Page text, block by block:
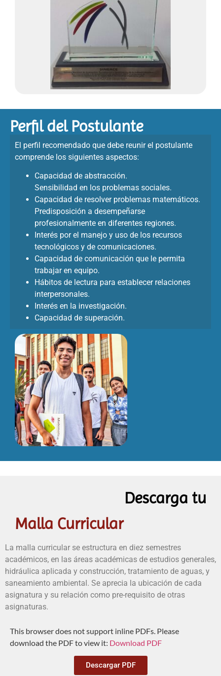
Perfil del Postulante
El perfil recomendado que debe reunir el postulante
comprende los siguientes aspectos:
Capacidad de abstracción.
Sensibilidad en los problemas sociales.
Capacidad de resolver problemas matemáticos.
Predisposición a desempeñarse
profesionalmente en diferentes regiones.
Interés por el manejo y uso de los recursos
tecnológicos y de comunicaciones.
Capacidad de comunicación que le permita
trabajar en equipo.
Hábitos de lectura para establecer relaciones
interpersonales.
Interés en la investigación.
Capacidad de superación.
Descarga tu
Malla Curricular
La malla curricular se estructura en diez semestres
académicos, en las áreas académicas de estudios generales,
hidráulica aplicada y construcción, tratamiento de aguas, y
saneamiento ambiental. Se aprecia la ubicación de cada
asignatura y su relación como pre-requisito de otras
asignaturas.
This browser does not support inline PDFs. Please
download the PDF to view it: Download PDF
Descargar PDF